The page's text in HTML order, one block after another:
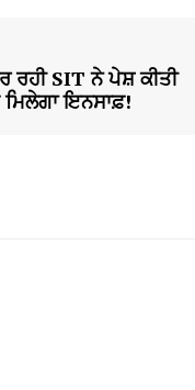
ਰਹੀ SIT ਨੇ ਪੇਸ਼ ਕੀਤੀ
ਇਨਸਾਫ਼!